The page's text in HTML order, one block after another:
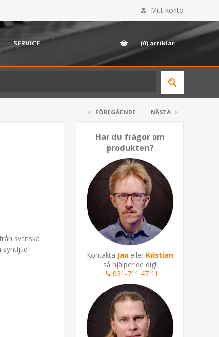
Mitt konto
SERVICE (0) artiklar
FÖREGÅENDE NÄSTA
Har du frågor om
produkten?
Kontakta Jan eller Kristian
så hjälper de dig!
031-711 47 11
svenska
syntljud